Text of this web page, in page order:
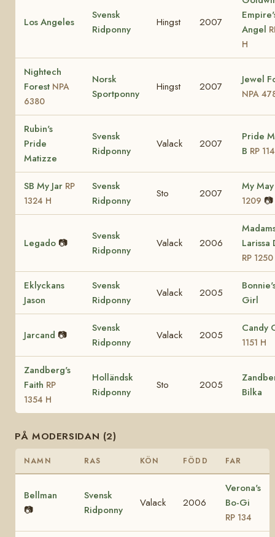
Los Angeles
Svensk
Ridponny
Hingst 2007
Angel
H
Nightech
Forest NPA
6380
Norsk
Sportponny
Hingst 2007
Jewel
NPA
Rubin's
Pride
Matizze
Svensk
Ridponny
Valack 2007
Pride
B RP
SB My Jar RP
1324 H
Svensk
Ridponny
Sto 2007
My
1209 📷
Legado 📷
Svensk
Ridponny
Valack 2006
Larissa
RP
Eklyckans
Jason
Svensk
Ridponny
Valack 2005
Girl
Jarcand 📷
Svensk
Ridponny
Valack 2005
Candy
1151 H
Zandberg's
Faith RP
1354 H
Holländsk
Ridponny
Sto 2005
Bilka
PÅ MODERSIDAN (2)
NAMN RAS KÖN FÖDD FAR
Bellman
📷
Svensk
Ridponny
Valack 2006
Verona's
Bo-Gi
RP 134